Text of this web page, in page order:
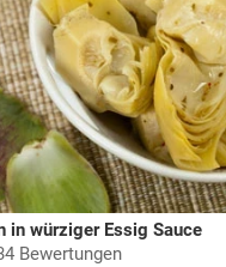
in würziger Essig Sauce
Bewertungen